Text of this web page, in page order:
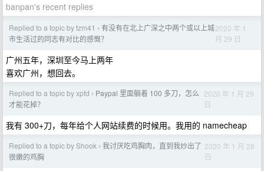
banpan's recent replies
Replied to a topic by tzm41 › 有没有在北上广深之中两个或以上城
市生活过的同志有对比的感慨？
2020 年 1
月 29 日
广州五年，深圳至今马上两年
喜欢广州，想回去。
Replied to a topic by xpfd › Paypal 里面躺着 100 多刀，怎么
才能花掉？
2020 年 1 月 29
日
我有 300+刀，每年给个人网站续费的时候用。我用的 namecheap
Replied to a topic by Shook › 我讨厌吃鸡胸肉，直到我炒出了
很嫩的鸡胸
2020 年 1 月 28
日